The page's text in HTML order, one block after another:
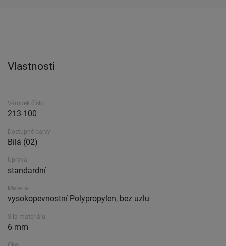
Vlastnosti
Výrobek číslo
213-100
Dostupné barvy
Bílá (02)
Úprava
standardní
Materiál
vysokopevnostní Polypropylen, bez uzlu
Síla materiálu
6 mm